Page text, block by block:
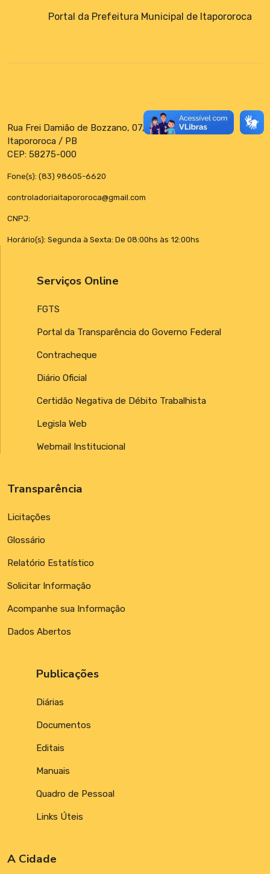
Portal da Prefeitura Municipal de Itapororoca
Rua Frei Damião de Bozzano, 07, Centro
Itapororoca / PB
CEP: 58275-000
Fone(s): (83) 98605-6620
controladoriaitapororoca@gmail.com
CNPJ:
Horário(s): Segunda à Sexta: De 08:00hs às 12:00hs
Serviços Online
FGTS
Portal da Transparência do Governo Federal
Contracheque
Diário Oficial
Certidão Negativa de Débito Trabalhista
Legisla Web
Webmail Institucional
Transparência
Licitações
Glossário
Relatório Estatístico
Solicitar Informação
Acompanhe sua Informação
Dados Abertos
Publicações
Diárias
Documentos
Editais
Manuais
Quadro de Pessoal
Links Úteis
A Cidade